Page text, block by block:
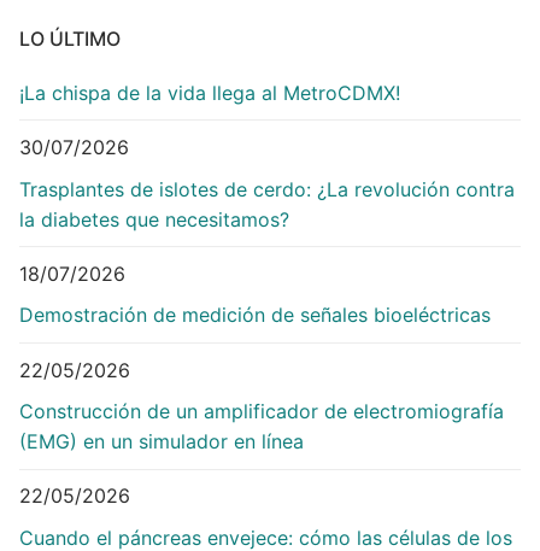
LO ÚLTIMO
¡La chispa de la vida llega al MetroCDMX!
30/07/2026
Trasplantes de islotes de cerdo: ¿La revolución contra
la diabetes que necesitamos?
18/07/2026
Demostración de medición de señales bioeléctricas
22/05/2026
Construcción de un amplificador de electromiografía
(EMG) en un simulador en línea
22/05/2026
Cuando el páncreas envejece: cómo las células de los